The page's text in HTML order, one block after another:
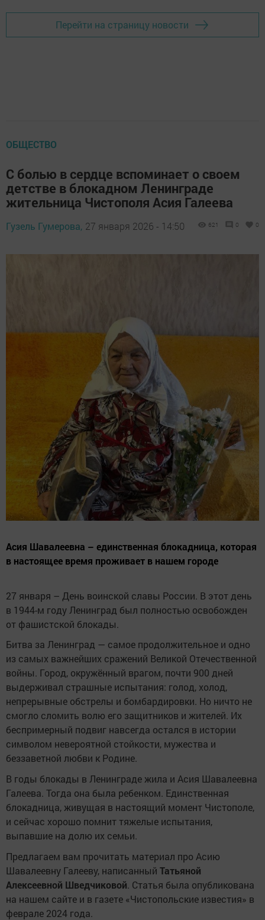
Перейти на страницу новости
ОБЩЕСТВО
С болью в сердце вспоминает о своем
детстве в блокадном Ленинграде
жительница Чистополя Асия Галеева
Гузель Гумерова, 27 января 2026 - 14:50 621 0 0
Асия Шавалеевна – единственная блокадница, которая
в настоящее время проживает в нашем городе
27 января – День воинской славы России. В этот день
в 1944-м году Ленинград был полностью освобожден
от фашистской блокады.
Битва за Ленинград — самое продолжительное и одно
из самых важнейших сражений Великой Отечественной
войны. Город, окружённый врагом, почти 900 дней
выдерживал страшные испытания: голод, холод,
непрерывные обстрелы и бомбардировки. Но ничто не
смогло сломить волю его защитников и жителей. Их
беспримерный подвиг навсегда остался в истории
символом невероятной стойкости, мужества и
беззаветной любви к Родине.
В годы блокады в Ленинграде жила и Асия Шавалеевна
Галеева. Тогда она была ребенком. Единственная
блокадница, живущая в настоящий момент Чистополе,
и сейчас хорошо помнит тяжелые испытания,
выпавшие на долю их семьи.
Предлагаем вам прочитать материал про Асию
Шавалеевну Галееву, написанный Татьяной
Алексеевной Шведчиковой. Статья была опубликована
на нашем сайте и в газете «Чистопольские известия» в
феврале 2024 года.